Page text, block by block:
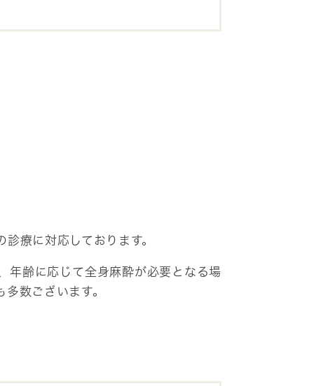
療に対応しております。
年齢に応じて全身麻酔が必要となる場
数ございます。